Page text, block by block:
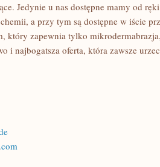
Jedynie u nas dostępne mamy od
a przy tym są dostępne w iście
który zapewnia tylko
i najbogatsza oferta, która zawsze